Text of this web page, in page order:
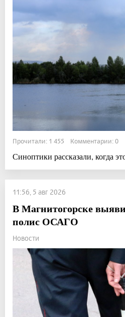
Прочитали: 1 455 Комментарии: 0
Синоптики рассказали, когда
11:56, 5 авг 2026
В Магнитогорске
полис ОСАГО
Новости